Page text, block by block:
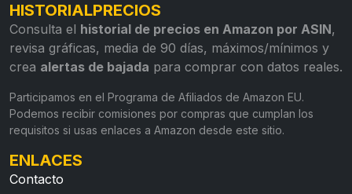
HISTORIALPRECIOS
Consulta el historial de precios en Amazon por ASIN,
revisa gráficas, media de 90 días, máximos/mínimos y
crea alertas de bajada para comprar con datos reales.
Participamos en el Programa de Afiliados de Amazon EU.
Podemos recibir comisiones por compras que cumplan los
requisitos si usas enlaces a Amazon desde este sitio.
ENLACES
Contacto